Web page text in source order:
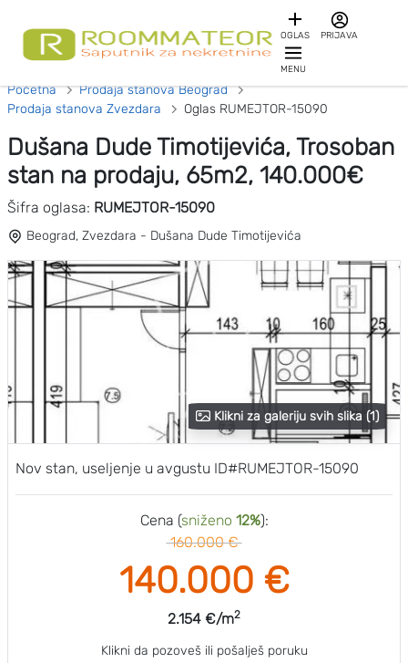
OGLAS PRIJAVA
MENU
Početna
Prodaja stanova Beograd
Prodaja stanova Zvezdara
Oglas RUMEJTOR-15090
Dušana Dude Timotijevića, Trosoban
stan na prodaju, 65m2, 140.000€
Šifra oglasa: RUMEJTOR-15090
Beograd, Zvezdara - Dušana Dude Timotijevića
Klikni za galeriju svih slika (1)
Nov stan, useljenje u avgustu ID#RUMEJTOR-15090
Cena (sniženo 12%):
160.000 €
140.000 €
2.154 €/m2
Klikni da pozoveš ili pošalješ poruku